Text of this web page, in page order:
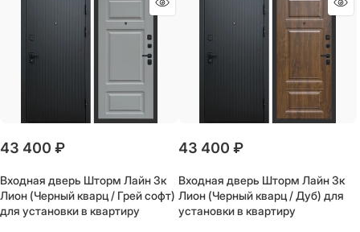
43 400 ₽
Входная дверь Шторм Лайн 3к
Лион (Черный кварц / Грей софт)
для установки в квартиру
43 400 ₽
Входная дверь Шторм Лайн 3к
Лион (Черный кварц / Дуб) для
установки в квартиру